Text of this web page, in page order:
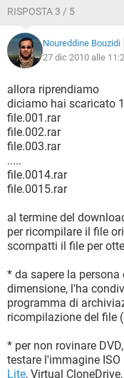
RISPOSTA 3 / 5
Noureddine Bouzidi
27 dic 2010 alle
allora riprendiamo
diciamo hai scaricato
file.001.rar
file.002.rar
file.003.rar
.....
file.0014.rar
file.0015.rar
al termine del
per ricompilare il file
scompatti il file per
* da sapere la
dimensione, l'ha
programma di
ricompilazione del file
* per non rovinare
testare l'immagine
Lite, Virtual